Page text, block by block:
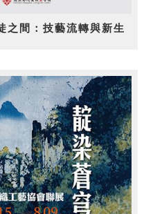
間：技藝流轉與新生